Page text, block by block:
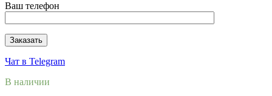
Ваш телефон
Чат в Telegram
В наличии